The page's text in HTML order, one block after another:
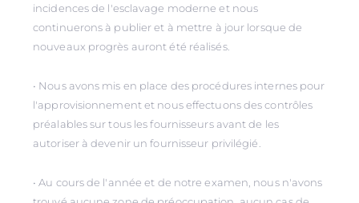
incidences de l'esclavage moderne et nous
continuerons à publier et à mettre à jour lorsque de
nouveaux progrès auront été réalisés.
• Nous avons mis en place des procédures internes pour
l'approvisionnement et nous effectuons des contrôles
préalables sur tous les fournisseurs avant de les
autoriser à devenir un fournisseur privilégié.
• Au cours de l'année et de notre examen, nous n'avons